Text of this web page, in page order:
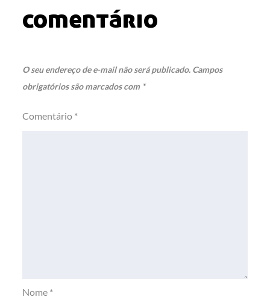
comentário
O seu endereço de e-mail não será publicado. Campos
obrigatórios são marcados com *
Comentário *
Nome *